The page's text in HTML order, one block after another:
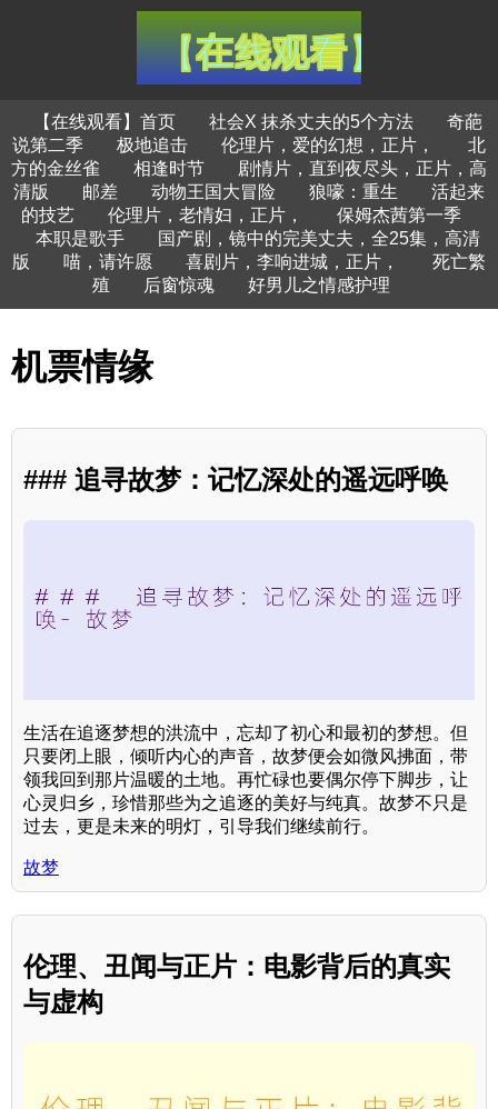
【在线观看】首页 社会X 抹杀丈夫的5个方法
奇葩
说第二季
极地追击 伦理片，爱的幻想，正片，
北
方的金丝雀
相逢时节
剧情片，直到夜尽头，正片，高
清版
邮差 动物王国大冒险 狼嚎：重生
活起来
的技艺
伦理片，老情妇，正片，
保姆杰茜第一季
本职是歌手
国产剧，镜中的完美丈夫，全25集，高清
版
喵，请许愿 喜剧片，李响进城，正片，
死亡繁
殖
后窗惊魂 好男儿之情感护理
机票情缘
### 追寻故梦：记忆深处的遥远呼唤
生活在追逐梦想的洪流中，忘却了初心和最初的梦想。但
只要闭上眼，倾听内心的声音，故梦便会如微风拂面，带
领我回到那片温暖的土地。再忙碌也要偶尔停下脚步，让
心灵归乡，珍惜那些为之追逐的美好与纯真。故梦不只是
过去，更是未来的明灯，引导我们继续前行。
故梦
伦理、丑闻与正片：电影背后的真实
与虚构